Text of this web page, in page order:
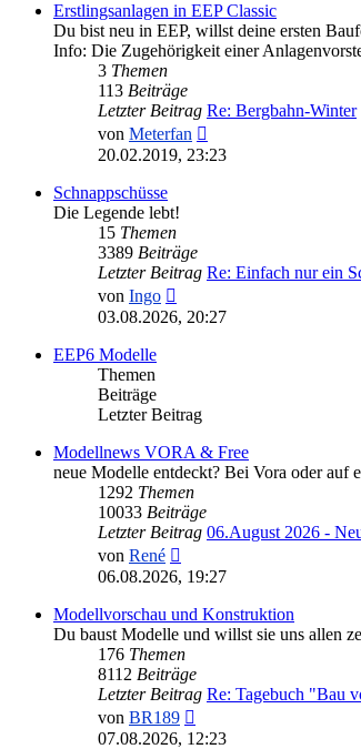
Erstlingsanlagen in EEP Classic
Du bist neu in EEP, willst deine ersten
Info: Die Zugehörigkeit einer
3 Themen
113 Beiträge
Letzter Beitrag Re: Bergbahn-Winter
von Meterfan
Beitrag
20.02.2019, 23:23
Schnappschüsse
Die Legende lebt!
15 Themen
3389 Beiträge
Letzter Beitrag Re: Einfach nur ein
von Ingo
Beitrag
03.08.2026, 20:27
EEP6 Modelle
Themen
Beiträge
Letzter Beitrag
Modellnews VORA & Free
neue Modelle entdeckt? Bei Vora oder auf
1292 Themen
10033 Beiträge
Letzter Beitrag 06.August 2026 -
von René
Beitrag
06.08.2026, 19:27
Modellvorschau und Konstruktion
Du baust Modelle und willst sie uns allen
176 Themen
8112 Beiträge
Letzter Beitrag Re: Tagebuch "Bau
von BR189
Beitrag
07.08.2026, 12:23